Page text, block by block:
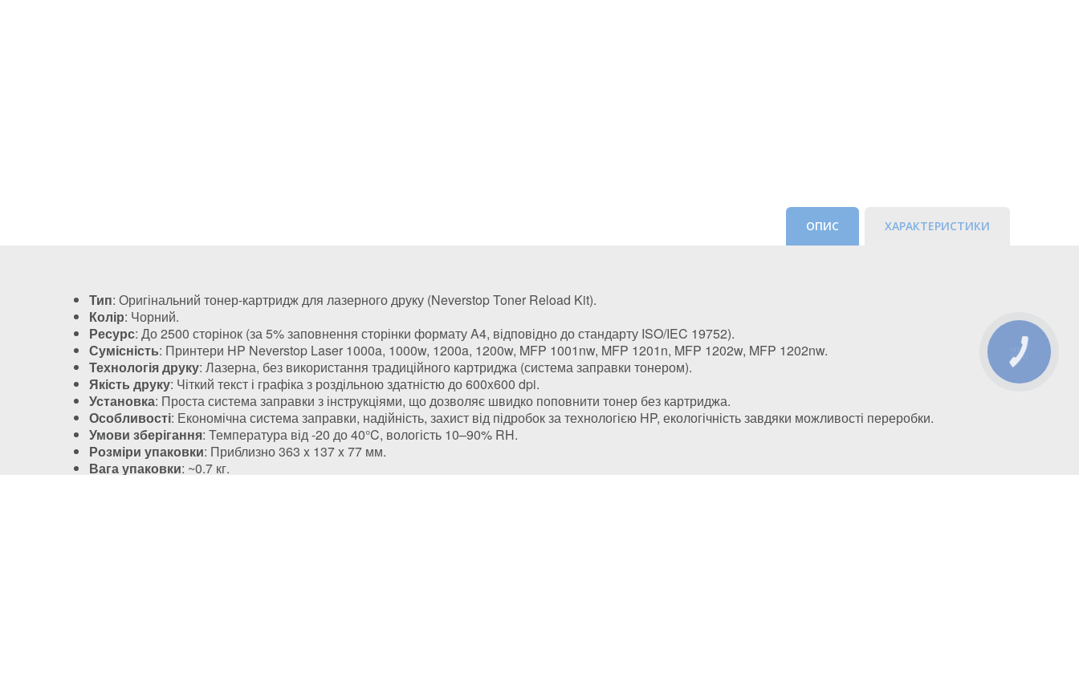
ОПИС ХАРАКТЕРИСТИКИ
Тип: Оригінальний тонер-картридж для лазерного друку (Neverstop Toner Reload Kit).
Колір: Чорний.
Ресурс: До 2500 сторінок (за 5% заповнення сторінки формату A4, відповідно до стандарту ISO/IEC 19752).
Сумісність: Принтери HP Neverstop Laser 1000a, 1000w, 1200a, 1200w, MFP 1001nw, MFP 1201n, MFP 1202w, MFP 1202nw.
Технологія друку: Лазерна, без використання традиційного картриджа (система заправки тонером).
Якість друку: Чіткий текст і графіка з роздільною здатністю до 600x600 dpi.
Установка: Проста система заправки з інструкціями, що дозволяє швидко поповнити тонер без картриджа.
Особливості: Економічна система заправки, надійність, захист від підробок за технологією HP, екологічність завдяки можливості переробки.
Умови зберігання: Температура від -20 до 40°C, вологість 10–90% RH.
Розміри упаковки: Приблизно 363 x 137 x 77 мм.
Вага упаковки: ~0.7 кг.
КНОПКА
ЗВ'ЯЗКУ